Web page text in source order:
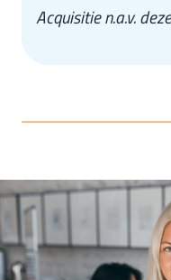
Acquisitie n.a.v.